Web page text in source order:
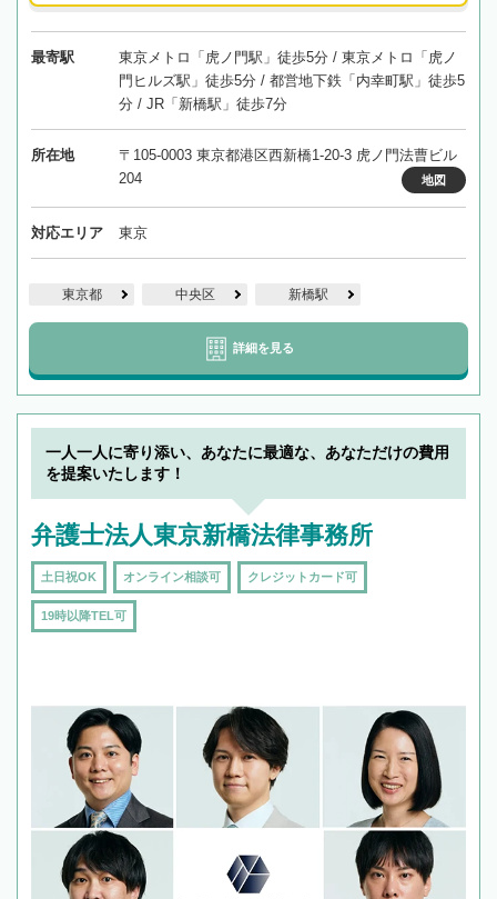
最寄駅
東京メトロ「虎ノ門駅」徒歩5分 / 東京メトロ「虎ノ
門ヒルズ駅」徒歩5分 / 都営地下鉄「内幸町駅」徒歩5
分 / JR「新橋駅」徒歩7分
所在地
〒105-0003 東京都港区西新橋1-20-3 虎ノ門法曹ビル
204
地図
対応エリア 東京
東京都 中央区 新橋駅
詳細を見る
一人一人に寄り添い、あなたに最適な、あなただけの費用
を提案いたします！
弁護士法人東京新橋法律事務所
土日祝OK オンライン相談可 クレジットカード可
19時以降TEL可